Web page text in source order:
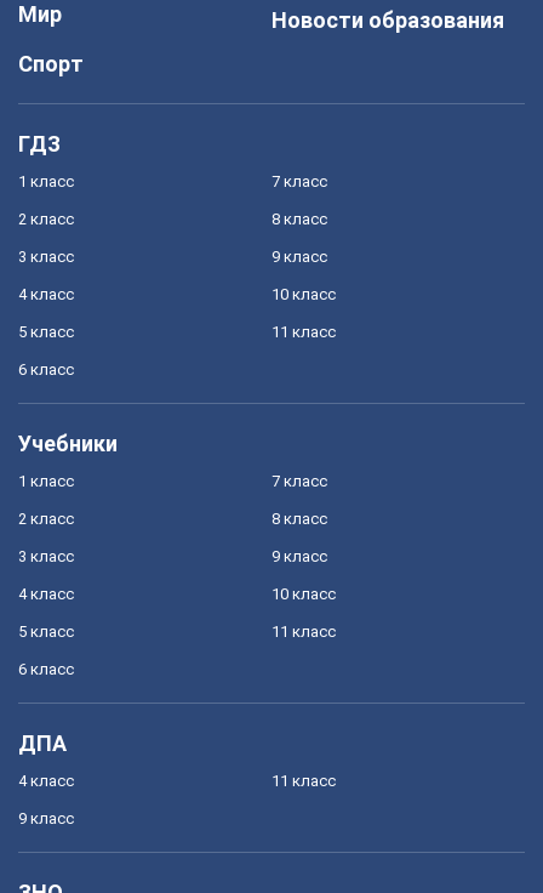
Мир
Спорт
Новости образования
ГДЗ
1 класс
2 класс
3 класс
4 класс
5 класс
6 класс
7 класс
8 класс
9 класс
10 класс
11 класс
Учебники
1 класс
2 класс
3 класс
4 класс
5 класс
6 класс
7 класс
8 класс
9 класс
10 класс
11 класс
ДПА
4 класс
9 класс
11 класс